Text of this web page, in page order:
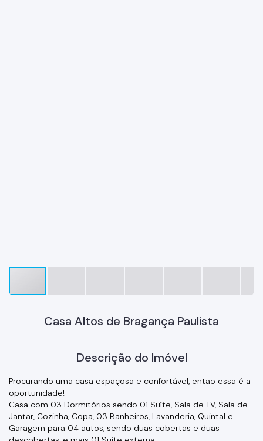
Casa Altos de Bragança Paulista
Descrição do Imóvel
Procurando uma casa espaçosa e confortável, então essa é a
oportunidade!
Casa com 03 Dormitórios sendo 01 Suíte, Sala de TV, Sala de
Jantar, Cozinha, Copa, 03 Banheiros, Lavanderia, Quintal e
Garagem para 04 autos, sendo duas cobertas e duas